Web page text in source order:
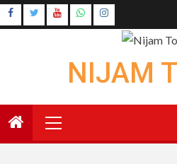
Skip
to
Instagram
NIJAM
Menu